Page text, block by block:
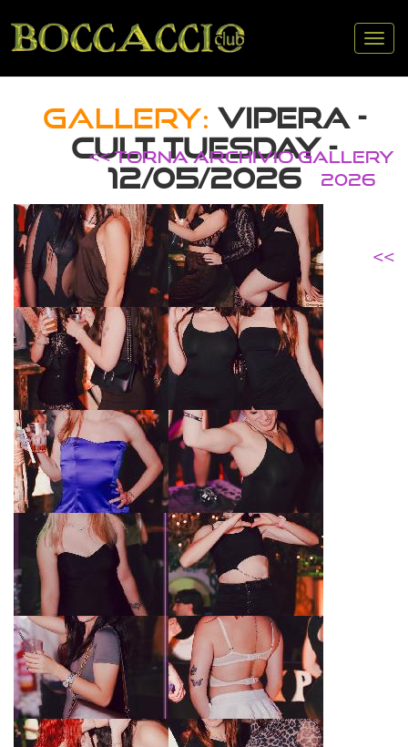
GALLERY: VIPERA -
CULT TUESDAY -
12/05/2026
<< TORNA ARCHIVIO GALLERY
2026
<<